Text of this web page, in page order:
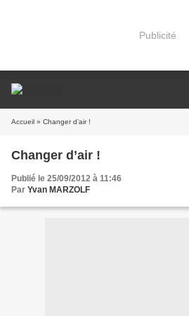
Publicité
Accueil » Changer d’air !
Changer d’air !
Publié le 25/09/2012 à 11:46
Par Yvan MARZOLF